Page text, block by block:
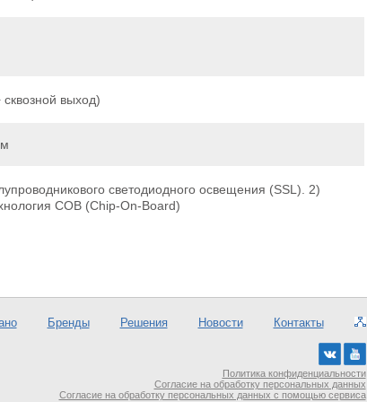
выход)
светодиодного освещения (SSL). 2)
COB (Chip-On-Board)
Бренды Решения Новости Контакты
Политика конфиденциальности
Согласие на обработку персональных данных
Согласие на обработку персональных данных с помощью сервиса